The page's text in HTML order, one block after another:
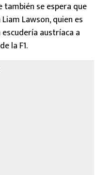
también se espera que
Lawson, quien es
austríaca a
la F1.